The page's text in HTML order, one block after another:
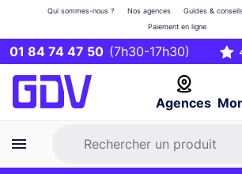
01 84 74 47 50 (7h30-17h30)
Agences
Qui sommes-nous ? Nos agences Guides &
Paiement en ligne